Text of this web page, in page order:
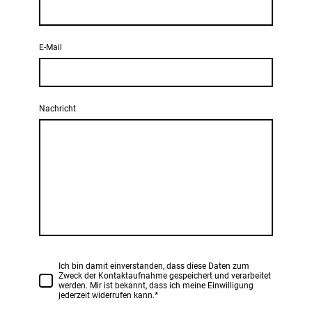
E-Mail
Nachricht
Ich bin damit einverstanden, dass diese Daten zum
Zweck der Kontaktaufnahme gespeichert und verarbeitet
werden. Mir ist bekannt, dass ich meine Einwilligung
jederzeit widerrufen kann.*